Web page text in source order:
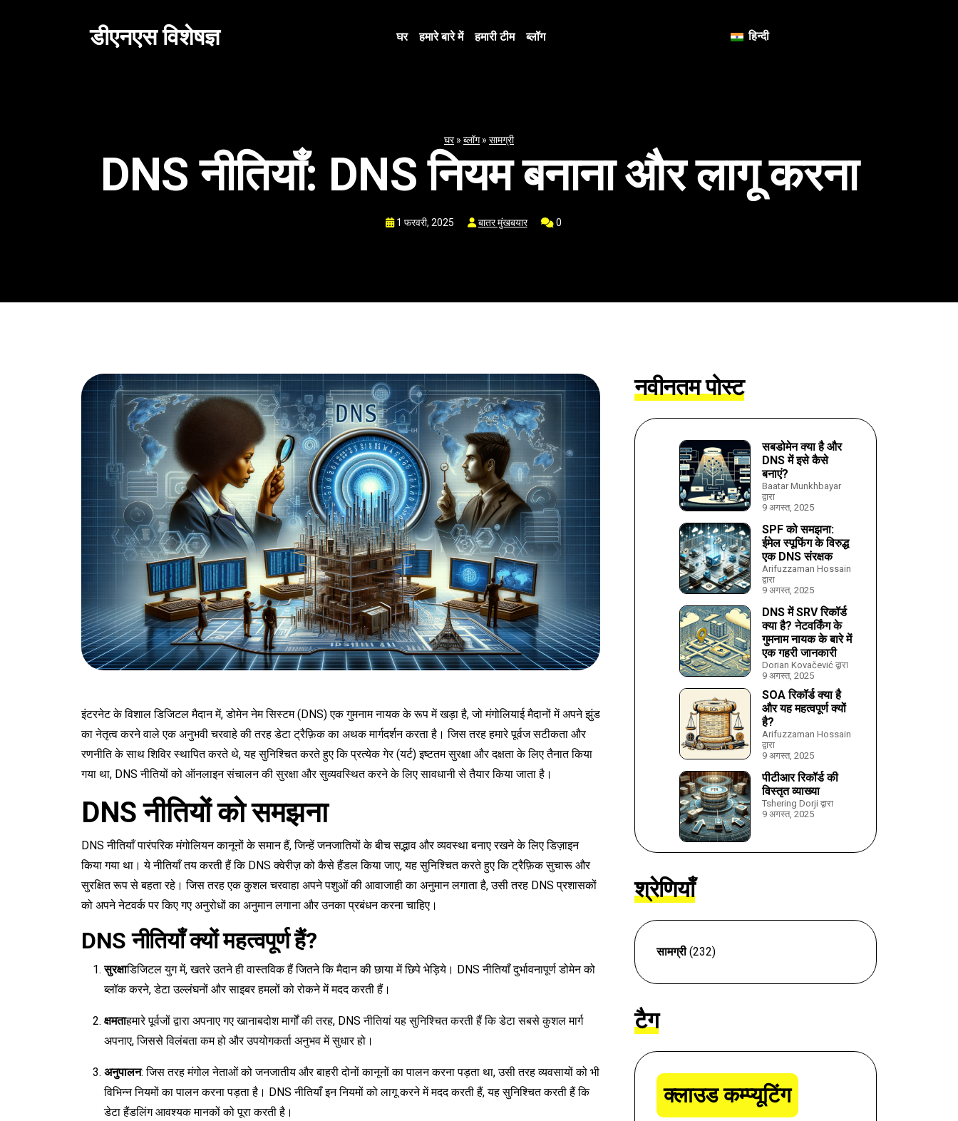
डीएनएस विशेषज्ञ घर हमारे बारे में हमारी टीम ब्लॉग हिन्दी
घर» ब्लॉग» सामग्री
DNS नीतियाँ: DNS नियम बनाना और लागू करना
1 फरवरी, 2025 बातर मुंखबयार 0
इंटरनेट के विशाल डिजिटल मैदान में, डोमेन नेम सिस्टम (DNS) एक गुमनाम नायक के रूप में खड़ा है, जो मंगोलियाई मैदानों में अपने झुंड
का नेतृत्व करने वाले एक अनुभवी चरवाहे की तरह डेटा ट्रैफ़िक का अथक मार्गदर्शन करता है। जिस तरह हमारे पूर्वज सटीकता और
रणनीति के साथ शिविर स्थापित करते थे, यह सुनिश्चित करते हुए कि प्रत्येक गेर (यर्ट) इष्टतम सुरक्षा और दक्षता के लिए तैनात किया
गया था, DNS नीतियों को ऑनलाइन संचालन की सुरक्षा और सुव्यवस्थित करने के लिए सावधानी से तैयार किया जाता है।
DNS नीतियों को समझना
DNS नीतियाँ पारंपरिक मंगोलियन कानूनों के समान हैं, जिन्हें जनजातियों के बीच सद्भाव और व्यवस्था बनाए रखने के लिए डिज़ाइन
किया गया था। ये नीतियाँ तय करती हैं कि DNS क्वेरीज़ को कैसे हैंडल किया जाए, यह सुनिश्चित करते हुए कि ट्रैफ़िक सुचारू और
सुरक्षित रूप से बहता रहे। जिस तरह एक कुशल चरवाहा अपने पशुओं की आवाजाही का अनुमान लगाता है, उसी तरह DNS प्रशासकों
को अपने नेटवर्क पर किए गए अनुरोधों का अनुमान लगाना और उनका प्रबंधन करना चाहिए।
DNS नीतियाँ क्यों महत्वपूर्ण हैं?
सुरक्षाडिजिटल युग में, खतरे उतने ही वास्तविक हैं जितने कि मैदान की छाया में छिपे भेड़िये। DNS नीतियाँ दुर्भावनापूर्ण डोमेन को
ब्लॉक करने, डेटा उल्लंघनों और साइबर हमलों को रोकने में मदद करती हैं।
क्षमताहमारे पूर्वजों द्वारा अपनाए गए खानाबदोश मार्गों की तरह, DNS नीतियां यह सुनिश्चित करती हैं कि डेटा सबसे कुशल मार्ग
अपनाए, जिससे विलंबता कम हो और उपयोगकर्ता अनुभव में सुधार हो।
अनुपालन: जिस तरह मंगोल नेताओं को जनजातीय और बाहरी दोनों कानूनों का पालन करना पड़ता था, उसी तरह व्यवसायों को भी
विभिन्न नियमों का पालन करना पड़ता है। DNS नीतियाँ इन नियमों को लागू करने में मदद करती हैं, यह सुनिश्चित करती हैं कि
डेटा हैंडलिंग आवश्यक मानकों को पूरा करती है।
नवीनतम पोस्ट
सबडोमेन क्या है और
DNS में इसे कैसे
बनाएं?
Baatar Munkhbayar
द्वारा
9 अगस्त, 2025
SPF को समझना:
ईमेल स्पूफिंग के विरुद्ध
एक DNS संरक्षक
Arifuzzaman Hossain
द्वारा
9 अगस्त, 2025
DNS में SRV रिकॉर्ड
क्या है? नेटवर्किंग के
गुमनाम नायक के बारे में
एक गहरी जानकारी
Dorian Kovačević द्वारा
9 अगस्त, 2025
SOA रिकॉर्ड क्या है
और यह महत्वपूर्ण क्यों
है?
Arifuzzaman Hossain
द्वारा
9 अगस्त, 2025
पीटीआर रिकॉर्ड की
विस्तृत व्याख्या
Tshering Dorji द्वारा
9 अगस्त, 2025
श्रेणियाँ
सामग्री(232)
टैग
क्लाउड कम्प्यूटिंग